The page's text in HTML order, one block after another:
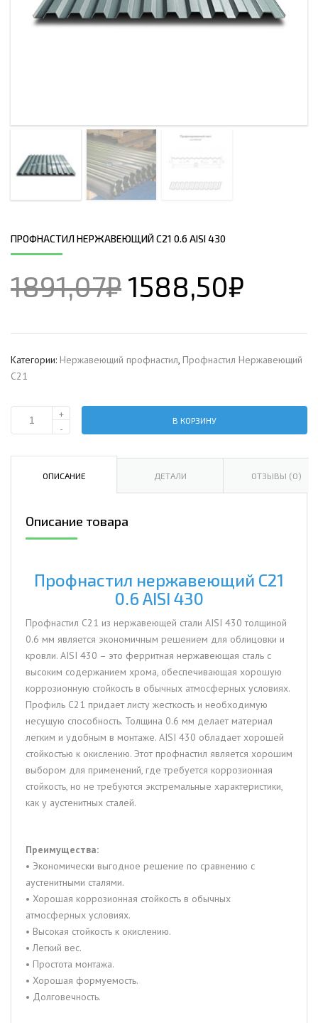
ПРОФНАСТИЛ НЕРЖАВЕЮЩИЙ С21 0.6 AISI 430
1891,07₽ 1588,50₽
Категории: Нержавеющий профнастил Профнастил Hержавеющий
С21
Количество
нержавеющий
430
+
-
В КОРЗИНУ
ОПИСАНИЕ ДЕТАЛИ ОТЗЫВЫ (0)
Описание товара
Профнастил нержавеющий С21
0.6 AISI 430
Профнастил С21 из нержавеющей стали AISI 430 толщиной
0.6 мм является экономичным решением для облицовки и
кровли. AISI 430 – это ферритная нержавеющая сталь с
высоким содержанием хрома, обеспечивающая хорошую
коррозионную стойкость в обычных атмосферных условиях.
Профиль С21 придает листу жесткость и необходимую
несущую способность. Толщина 0.6 мм делает материал
легким и удобным в монтаже. AISI 430 обладает хорошей
стойкостью к окислению. Этот профнастил является хорошим
выбором для применений, где требуется коррозионная
стойкость, но не требуются экстремальные характеристики,
как у аустенитных сталей.
Преимущества:
• Экономически выгодное решение по сравнению с
аустенитными сталями.
• Хорошая коррозионная стойкость в обычных
атмосферных условиях.
• Высокая стойкость к окислению.
• Легкий вес.
• Простота монтажа.
• Хорошая формуемость.
• Долговечность.